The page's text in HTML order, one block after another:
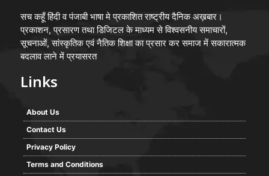
सच कहूँ हिंदी व पंजाबी भाषा मे प्रकाशित राष्ट्रीय दैनिक अख़बार।
प्रकाशन, प्रसारण तथा डिजिटल के माध्यम से विश्वसनीय समाचारों,
सूचनाओं, सांस्कृतिक एवं नैतिक शिक्षा का प्रसार कर समाज में सकारात्मक
बदलाव लाने में प्रयासरत
Links
About Us
Contact Us
Privacy Policy
Terms and Conditions